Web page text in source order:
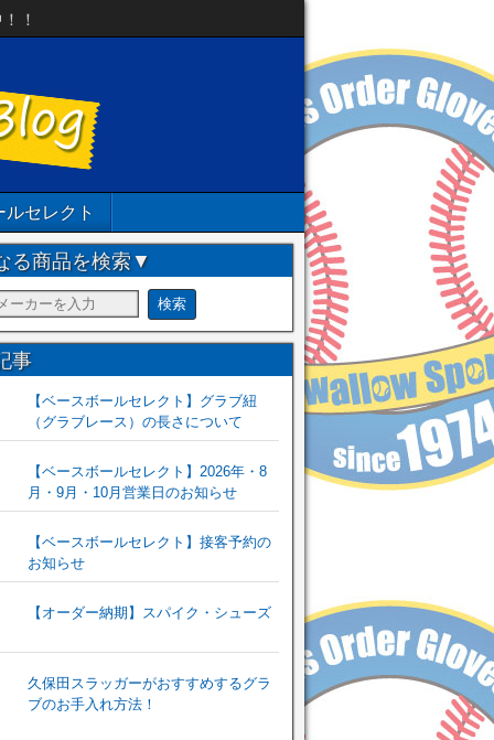
！
セレクト
る商品を検索▼
事
【ベースボールセレクト】グラブ紐
（グラブレース）の長さについて
【ベースボールセレクト】2026年・8
月・9月・10月営業日のお知らせ
【ベースボールセレクト】接客予約の
お知らせ
【オーダー納期】スパイク・シューズ
久保田スラッガーがおすすめするグラ
ブのお手入れ方法！